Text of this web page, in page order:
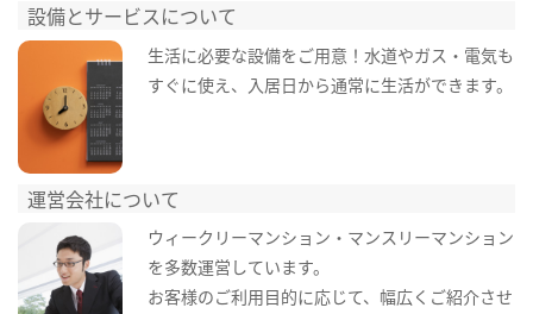
設備とサービスについて
生活に必要な設備をご用意！水道やガス・電気も
すぐに使え、入居日から通常に生活ができます。
運営会社について
ウィークリーマンション・マンスリーマンション
を多数運営しています。
お客様のご利用目的に応じて、幅広くご紹介させ